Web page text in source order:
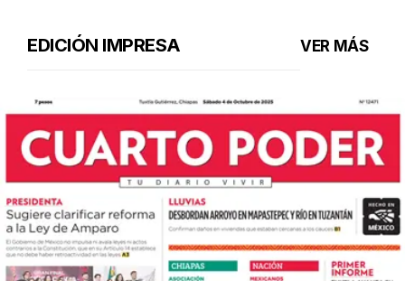
EDICIÓN IMPRESA VER MÁS